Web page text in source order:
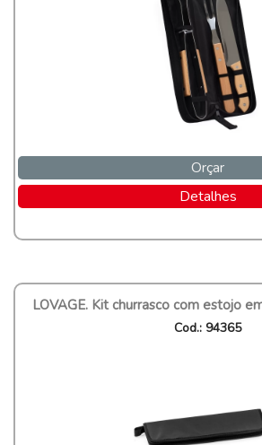
Orçar
Detalhes
LOVAGE. Kit churrasco com estojo
Cod.: 94365